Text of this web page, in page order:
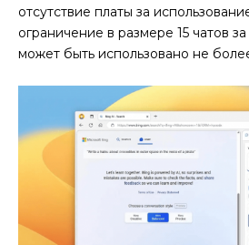
отсутствие платы за
ограничение в размере 15 чатов
может быть использовано не